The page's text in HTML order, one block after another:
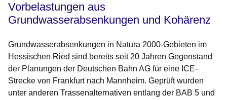
Vorbelastungen aus
Grundwasserabsenkungen und Kohärenz
Grundwasserabsenkungen in Natura 2000-Gebieten im
Hessischen Ried sind bereits seit 20 Jahren Gegenstand
der Planungen der Deutschen Bahn AG für eine ICE-
Strecke von Frankfurt nach Mannheim. Geprüft wurden
unter anderen Trassenalternativen entlang der BAB 5 und